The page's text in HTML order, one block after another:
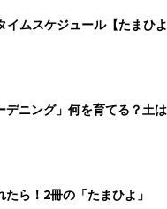
ムスケジュール【たまひ
デニング」何を育てる？土
ら！2冊の「たまひよ」